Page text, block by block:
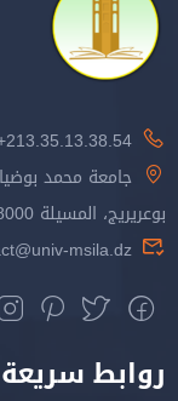
213.35.13.38.54+
جامعة محمد
بوعريريج، المسيلة 28000 الجزائر
msila.dz
روابط سريعة